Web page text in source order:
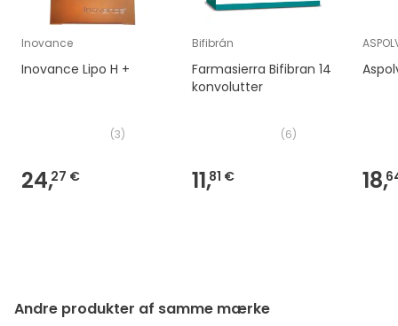
Inovance
Inovance Lipo H +
(3)
24,27 €
Bifibrán
Farmasierra Bifibran 14
konvolutter
(6)
11,81 € 18,
Andre produkter af samme mærke